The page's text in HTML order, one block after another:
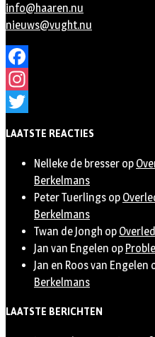
info@haaren.nu
nieuws@vught.nu
Facebook
Instagram
LAATSTE REACTIES
Nelleke de bresser op
Berkelmans
Peter Tuerlings op
Berkelmans
Twan de Jongh op
Jan van Engelen op
Jan en Roos van Engelen
Berkelmans
LAATSTE BERICHTEN